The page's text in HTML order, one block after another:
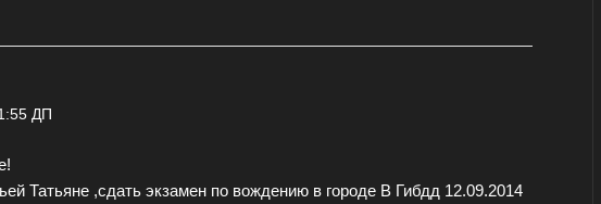
ДП
Татьяне ,сдать экзамен по вождению в городе В Гибдд 12.09.2014